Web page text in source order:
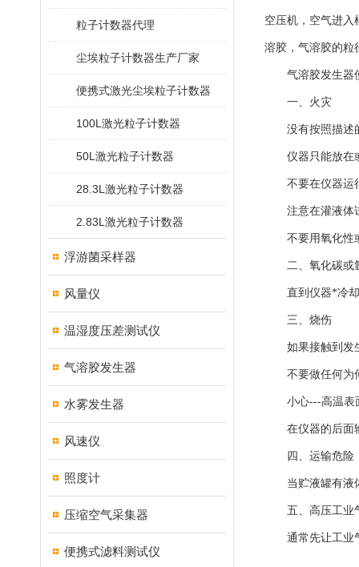
粒子计数器代理
尘埃粒子计数器生产厂家
便携式激光尘埃粒子计数器
100L激光粒子计数器
50L激光粒子计数器
28.3L激光粒子计数器
2.83L激光粒子计数器
浮游菌采样器
风量仪
温湿度压差测试仪
气溶胶发生器
水雾发生器
风速仪
照度计
压缩空气采集器
便携式滤料测试仪
空压机，空气进入
溶胶，气溶胶的粒
气溶胶发生器
一、火灾
没有按照描述的
仪器只能放在或
不要在仪器运
注意在灌液体试
不要用氧化性或
二、氧化碳或氩
直到仪器*冷却
三、烧伤
如果接触到发生
不要做任何为
小心---高温表
在仪器的后面输
四、运输危险
当贮液罐有液体
五、高压工业
通常先让工业气